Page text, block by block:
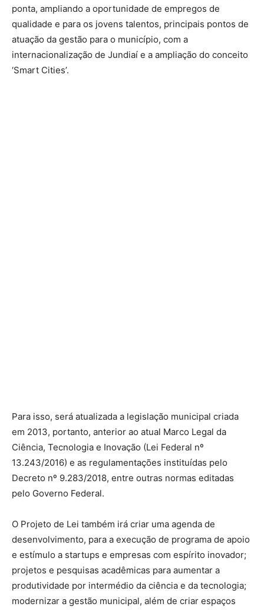
ponta, ampliando a oportunidade de empregos de
qualidade e para os jovens talentos, principais pontos de
atuação da gestão para o município, com a
internacionalização de Jundiaí e a ampliação do conceito
‘Smart Cities’.
Para isso, será atualizada a legislação municipal criada
em 2013, portanto, anterior ao atual Marco Legal da
Ciência, Tecnologia e Inovação (Lei Federal nº
13.243/2016) e as regulamentações instituídas pelo
Decreto nº 9.283/2018, entre outras normas editadas
pelo Governo Federal.
O Projeto de Lei também irá criar uma agenda de
desenvolvimento, para a execução de programa de apoio
e estímulo a startups e empresas com espírito inovador;
projetos e pesquisas acadêmicas para aumentar a
produtividade por intermédio da ciência e da tecnologia;
modernizar a gestão municipal, além de criar espaços